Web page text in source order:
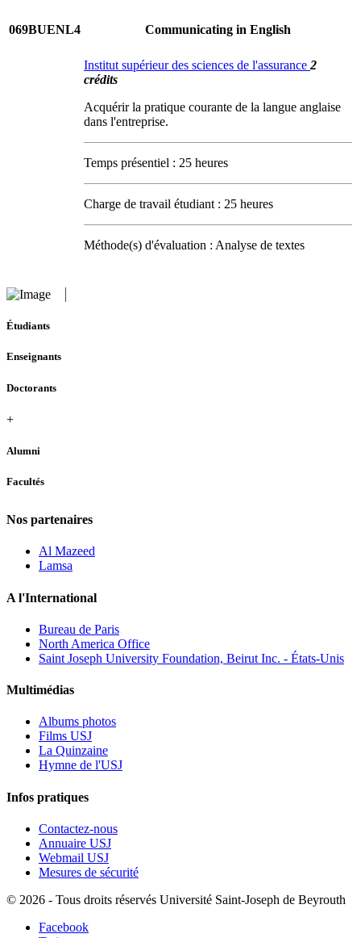
069BUENL4 Communicating in English
Institut supérieur des sciences de l'assurance 2
crédits
Acquérir la pratique courante de la langue anglaise
dans l'entreprise.
Temps présentiel : 25 heures
Charge de travail étudiant : 25 heures
Méthode(s) d'évaluation : Analyse de textes
Étudiants
Enseignants
Doctorants
+
Alumni
Facultés
Nos partenaires
Al Mazeed
Lamsa
A l'International
Bureau de Paris
North America Office
Saint Joseph University Foundation, Beirut Inc. - États-Unis
Multimédias
Albums photos
Films USJ
La Quinzaine
Hymne de l'USJ
Infos pratiques
Contactez-nous
Annuaire USJ
Webmail USJ
Mesures de sécurité
© 2026 - Tous droits réservés Université Saint-Joseph de Beyrouth
Facebook